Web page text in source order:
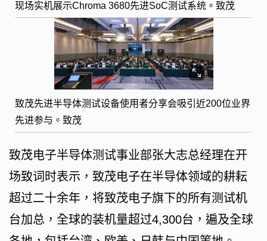
现场实机展示Chroma 3680先进SoC测试系统。致茂
致茂先进半导体测试设备使用者分享会吸引近200位业界
先进参与。致茂
致茂电子半导体测试事业部张大志总经理在开
场致词时表示，致茂电子在半导体领域的耕耘
超过二十余年，将致茂电子旗下的所有测试机
台加总，全球的装机量超过4,300台，遍及全球